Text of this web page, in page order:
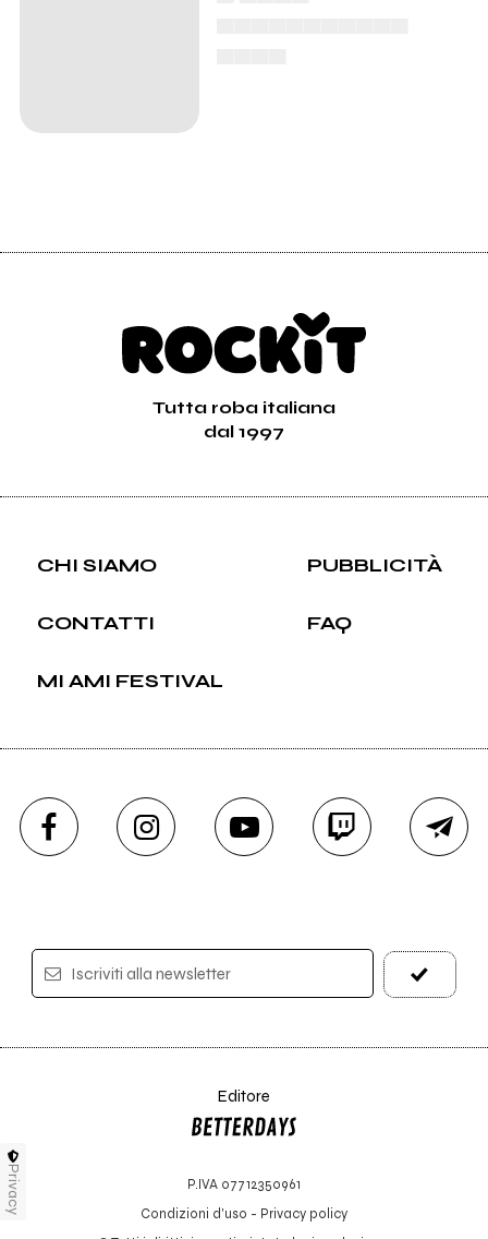
Tutta roba italiana
dal 1997
CHI SIAMO PUBBLICITÀ
CONTATTI FAQ
MI AMI FESTIVAL
Iscriviti alla newsletter
Editore
P.IVA 07712350961
Condizioni d'uso - Privacy policy
Privacy